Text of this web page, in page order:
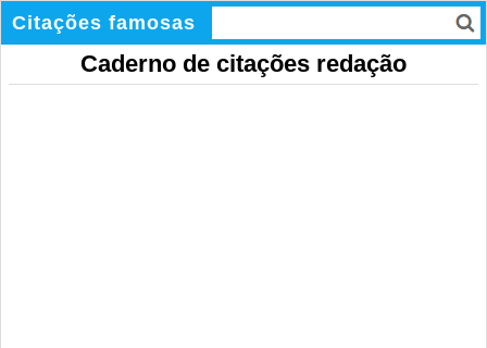
Citações famosas
Caderno de citações redação